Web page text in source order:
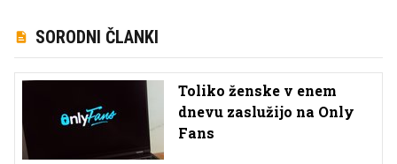
SORODNI ČLANKI
Toliko ženske v enem
dnevu zaslužijo na Only
Fans